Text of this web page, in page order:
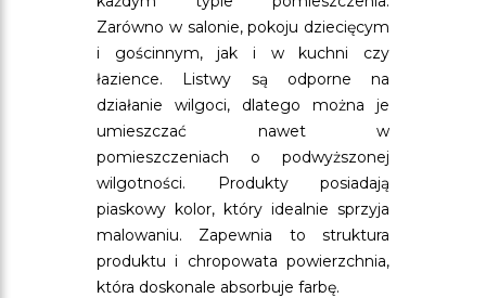
Zarówno w salonie, pokoju dziecięcym
i gościnnym, jak i w kuchni czy
łazience. Listwy są odporne na
działanie wilgoci, dlatego można je
umieszczać nawet w
pomieszczeniach o podwyższonej
wilgotności. Produkty posiadają
piaskowy kolor, który idealnie sprzyja
malowaniu. Zapewnia to struktura
produktu i chropowata powierzchnia,
która doskonale absorbuje farbę.